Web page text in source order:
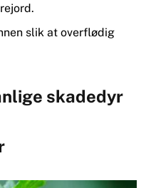
slik at overflødig
skadedyr